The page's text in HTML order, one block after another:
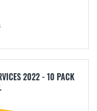
2022 - 10 PACK